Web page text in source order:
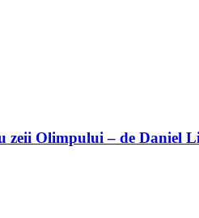
zeii Olimpului – de Daniel